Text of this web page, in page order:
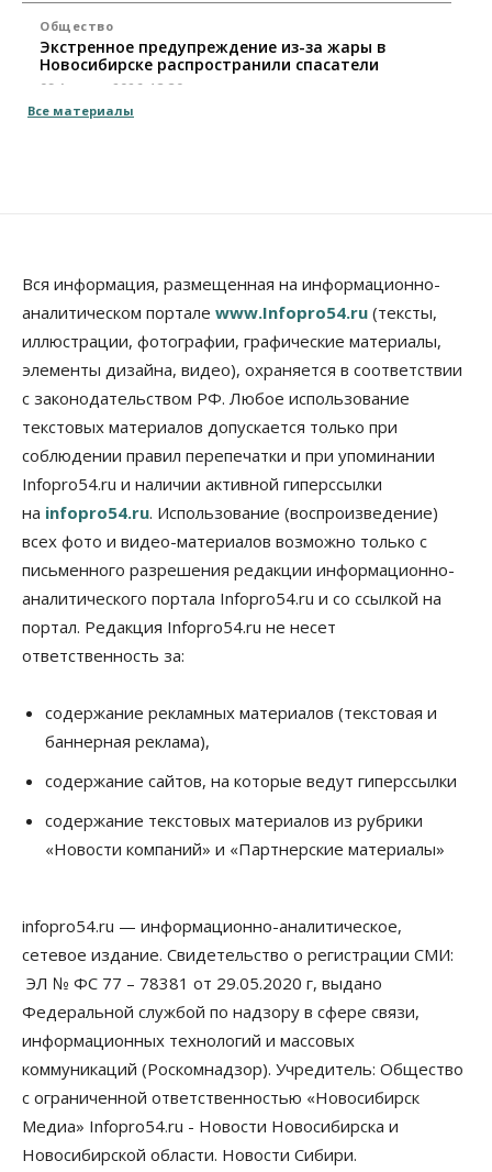
Общество
Экстренное предупреждение из-за жары в
Новосибирске распространили спасатели
09 Августа 2026, 13:30
«бронировать» со школы
Авто Общество
Не катастрофа, а стресс-тест: эксперт
новосибирской сети СТО пояснил кому можно
заливать бензин Евро‑2
09 Августа 2026, 10:00
Бизнес
Работодатели Новосибирска заявили в центры
занятости почти 32 тысячи вакансий
09 Августа 2026, 09:00
Общество
Спрос на машино-места в
Новосибирской области вырос в полтора раза
К современному юридическому образованию в
России возникает много вопросов
08 Августа 2026, 17:00
Новосибирские вузы опубликовали
приказы о зачислении на бюджетные места
08 Августа 2026, 16:00
Искусственный интеллект впервые выписал
штраф за борщевик
08 Августа 2026, 15:00
Авто
Продажи подержанных электромобилей в
Новосибирской области растут второй месяц
08 Августа 2026, 13:00
Бизнес Общество
Детские центры Новосибирска
перегибают с «педагогикой успеха», считает
Все материалы
Вся информация, размещенная на информационно-
аналитическом портале www.Infopro54.ru (тексты,
иллюстрации, фотографии, графические материалы,
элементы дизайна, видео), охраняется в соответствии
с законодательством РФ. Любое использование
текстовых материалов допускается только при
соблюдении правил перепечатки и при упоминании
Infopro54.ru и наличии активной гиперссылки
на infopro54.ru. Использование (воспроизведение)
всех фото и видео-материалов возможно только с
письменного разрешения редакции информационно-
аналитического портала Infopro54.ru и со ссылкой на
портал. Редакция Infopro54.ru не несет
ответственность за:
содержание рекламных материалов (текстовая и
баннерная реклама),
содержание сайтов, на которые ведут гиперссылки
содержание текстовых материалов из рубрики
«Новости компаний» и «Партнерские материалы»
infopro54.ru — информационно-аналитическое,
сетевое издание. Свидетельство о регистрации СМИ:
ЭЛ № ФС 77 – 78381 от 29.05.2020 г, выдано
Федеральной службой по надзору в сфере связи,
информационных технологий и массовых
коммуникаций (Роскомнадзор). Учредитель: Общество
с ограниченной ответственностью «Новосибирск
Медиа» Infopro54.ru - Новости Новосибирска и
Новосибирской области. Новости Сибири.